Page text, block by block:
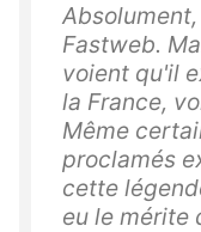
Fastweb.
voient qu'il
la France,
Même
proclamés
cette
eu le mérite